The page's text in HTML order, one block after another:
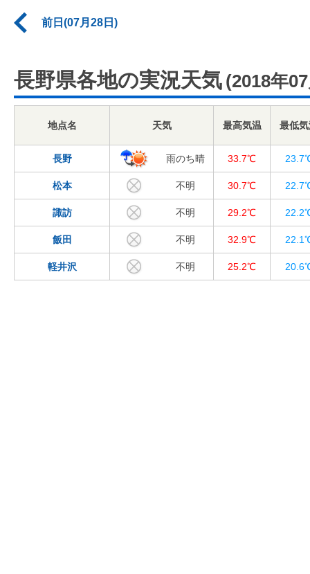
前日(07月28日)
長野県各地の実況天気 (2018年
地点名 天気 最高気温 最低
長野 雨のち晴 33.7℃
松本 不明 30.7℃
諏訪 不明 29.2℃
飯田 不明 32.9℃
軽井沢 不明 25.2℃